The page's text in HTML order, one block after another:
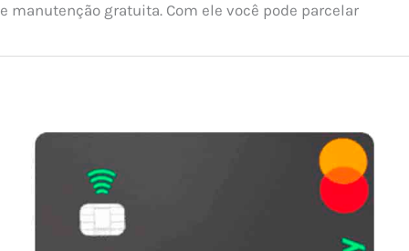
e manutenção gratuita. Com ele você pode parcelar